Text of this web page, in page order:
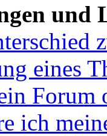
und
eines
Forum
ich